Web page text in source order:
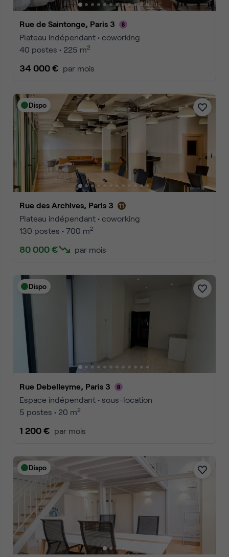
Rue de Saintonge, Paris 3
Plateau indépendant • coworking
40 postes • 225 m2
34 000 € par mois
Dispo
Rue des Archives, Paris 3
Plateau indépendant • coworking
130 postes • 700 m2
80 000 € par mois
Dispo
Rue Debelleyme, Paris 3
Espace indépendant • sous-location
5 postes • 20 m2
1 200 € par mois
Dispo